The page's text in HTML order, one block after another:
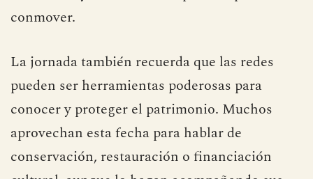
conmover.
La jornada también recuerda que las redes
pueden ser herramientas poderosas para
conocer y proteger el patrimonio. Muchos
aprovechan esta fecha para hablar de
conservación, restauración o financiación